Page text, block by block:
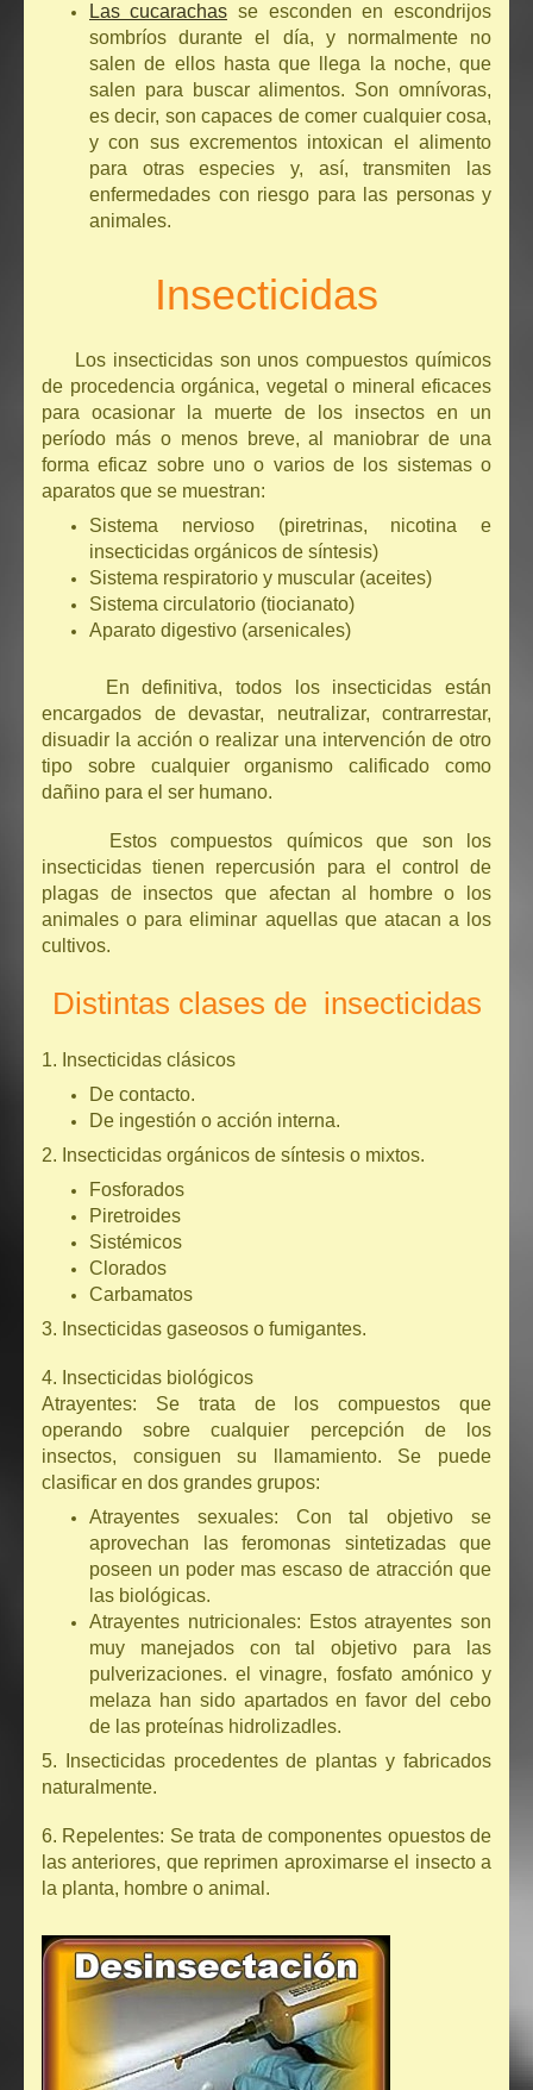
Las cucarachas se esconden en escondrijos
sombríos durante el día, y normalmente no
salen de ellos hasta que llega la noche, que
salen para buscar alimentos. Son omnívoras,
es decir, son capaces de comer cualquier cosa,
y con sus excrementos intoxican el alimento
para otras especies y, así, transmiten las
enfermedades con riesgo para las personas y
animales.
Insecticidas
Los insecticidas son unos compuestos químicos
de procedencia orgánica, vegetal o mineral eficaces
para ocasionar la muerte de los insectos en un
período más o menos breve, al maniobrar de una
forma eficaz sobre uno o varios de los sistemas o
aparatos que se muestran:
Sistema nervioso (piretrinas, nicotina e
insecticidas orgánicos de síntesis)
Sistema respiratorio y muscular (aceites)
Sistema circulatorio (tiocianato)
Aparato digestivo (arsenicales)
En definitiva, todos los insecticidas están
encargados de devastar, neutralizar, contrarrestar,
disuadir la acción o realizar una intervención de otro
tipo sobre cualquier organismo calificado como
dañino para el ser humano.
Estos compuestos químicos que son los
insecticidas tienen repercusión para el control de
plagas de insectos que afectan al hombre o los
animales o para eliminar aquellas que atacan a los
cultivos.
Distintas clases de insecticidas
1. Insecticidas clásicos
De contacto.
De ingestión o acción interna.
2. Insecticidas orgánicos de síntesis o mixtos.
Fosforados
Piretroides
Sistémicos
Clorados
Carbamatos
3. Insecticidas gaseosos o fumigantes.
4. Insecticidas biológicos
Atrayentes: Se trata de los compuestos que
operando sobre cualquier percepción de los
insectos, consiguen su llamamiento. Se puede
clasificar en dos grandes grupos:
Atrayentes sexuales: Con tal objetivo se
aprovechan las feromonas sintetizadas que
poseen un poder mas escaso de atracción que
las biológicas.
Atrayentes nutricionales: Estos atrayentes son
muy manejados con tal objetivo para las
pulverizaciones. el vinagre, fosfato amónico y
melaza han sido apartados en favor del cebo
de las proteínas hidrolizadles.
5. Insecticidas procedentes de plantas y fabricados
naturalmente.
6. Repelentes: Se trata de componentes opuestos de
las anteriores, que reprimen aproximarse el insecto a
la planta, hombre o animal.